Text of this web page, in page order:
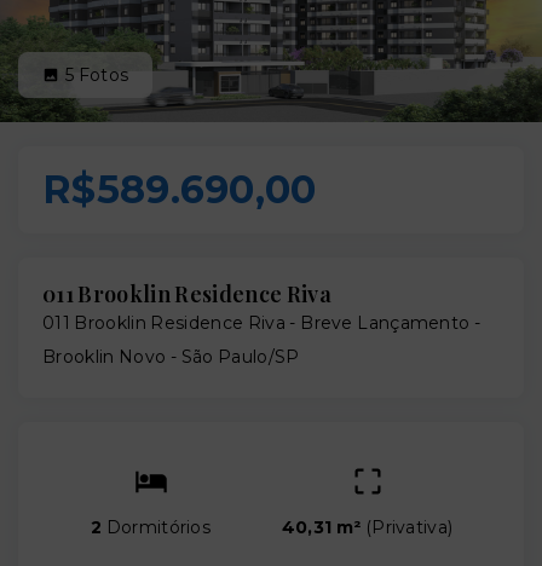
5 Fotos
R$589.690,00
011 Brooklin Residence Riva
011 Brooklin Residence Riva - Breve Lançamento -
Brooklin Novo - São Paulo/SP
2 Dormitórios 40,31 m² (Privativa)